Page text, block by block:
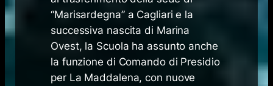
“Marisardegna” a Cagliari e la
successiva nascita di Marina
Ovest, la Scuola ha assunto anche
la funzione di Comando di Presidio
per La Maddalena, con nuove